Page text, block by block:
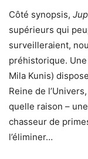
Côté synopsis,
supérieurs qui
surveilleraient,
préhistorique.
Mila Kunis)
Reine de
quelle raison –
chasseur de
l’éliminer…